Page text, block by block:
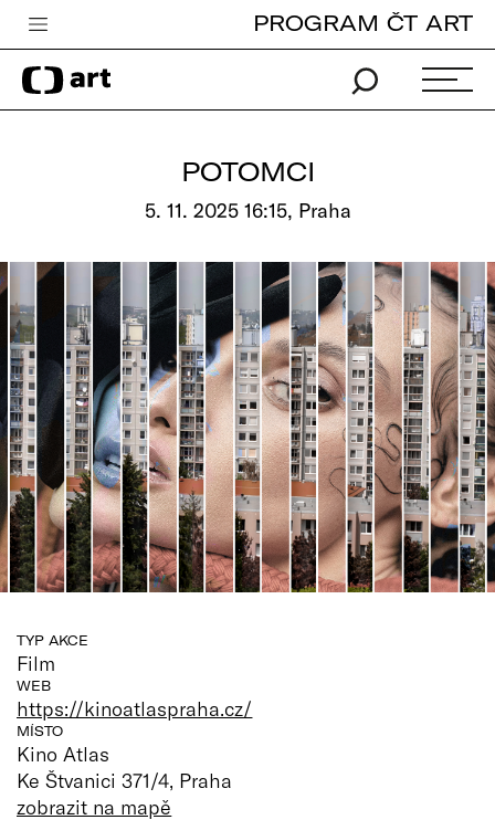
Česká televize
Zpravodajství
Pro děti
edu
Vše o ČT
PROGRAM ČT ART
POTOMCI
5. 11. 2025 16:15, Praha
TYP AKCE
Film
WEB
https://kinoatlaspraha.cz/
MÍSTO
Kino Atlas
Ke Štvanici 371/4, Praha
zobrazit na mapě